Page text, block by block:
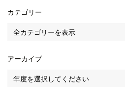
カテゴリー
アーカイブ